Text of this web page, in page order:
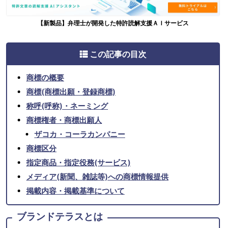
【新製品】弁理士が開発した特許読解支援ＡＩサービス
この記事の目次
商標の概要
商標(商標出願・登録商標)
称呼(呼称)・ネーミング
商標権者・商標出願人
ザコカ・コーラカンパニー
商標区分
指定商品・指定役務(サービス)
メディア(新聞、雑誌等)への商標情報提供
掲載内容・掲載基準について
ブランドテラスとは